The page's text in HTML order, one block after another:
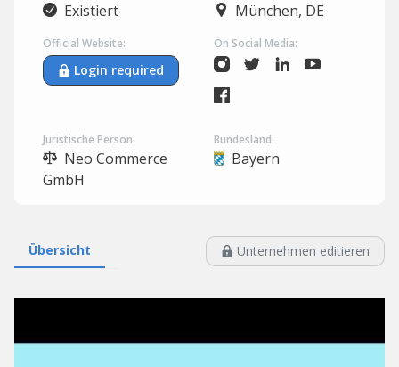
Existiert München, DE
Official Website:
Login required
On Social Media:
Juristische Person:
Neo Commerce
GmbH
Bundesland:
Bayern
Übersicht Unternehmen editieren